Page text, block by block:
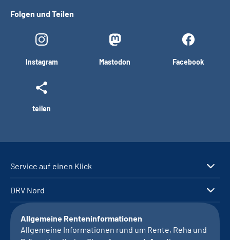
Folgen und Teilen
Instagram Mastodon Facebook
teilen
Service auf einen Klick
DRV Nord
Allgemeine Renteninformationen
Allgemeine Informationen rund um Rente, Reha und